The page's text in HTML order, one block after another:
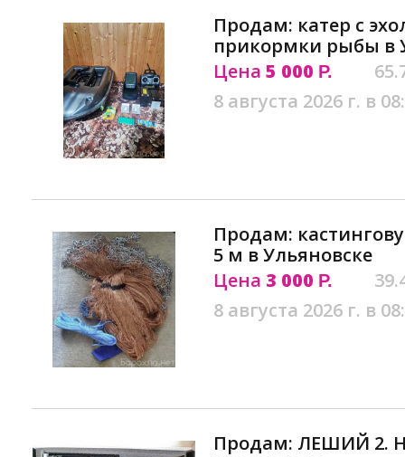
Продам: катер с
прикормки рыбы в
Цена 5 000 Р.
8 августа 2026 г. в
Продам:
5 м в Ульяновске
Цена 3 000 Р.
8 августа 2026 г. в
Продам: ЛЕШИЙ 2.